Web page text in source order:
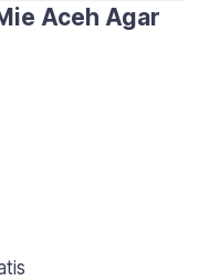
Aceh Agar